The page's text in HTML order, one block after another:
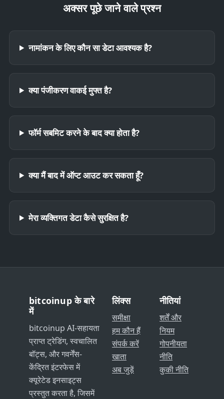
अक्सर पूछे जाने वाले प्रश्न
नामांकन के लिए कौन सा डेटा आवश्यक है?
क्या पंजीकरण वाकई मुफ्त है?
फॉर्म सबमिट करने के बाद क्या होता है?
क्या मैं बाद में ऑप्ट आउट कर सकता हूँ?
मेरा व्यक्तिगत डेटा कैसे सुरक्षित है?
bitcoinup के बारे
में
bitcoinup AI-सहायता
प्राप्त ट्रेडिंग, स्वचालित
बॉट्स, और गवर्नेंस-
केंद्रित इंटरफेस में
क्यूरेटेड इनसाइट्स
प्रस्तुत करता है, जिसमें
लिंक्स
समीक्षा
हम कौन हैं
संपर्क करें
खाता
अब जुड़ें
नीतियां
शर्तें और
नियम
गोपनीयता
नीति
कुकी नीति